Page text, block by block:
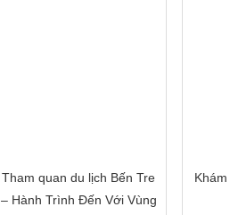
Tham quan du lịch Bến Tre
– Hành Trình Đến Với Vùng